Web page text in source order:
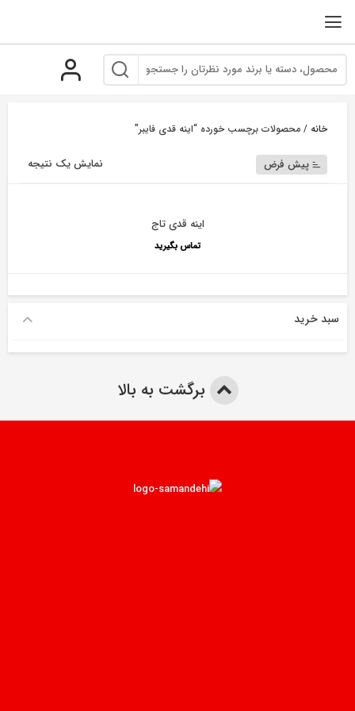
خانه / محصولات برچسب خورده “اینه قدی فایبر”
نمایش یک نتیجه پیش فرض
اینه قدی تاج
تماس بگیرید
سبد خرید
برگشت به بالا